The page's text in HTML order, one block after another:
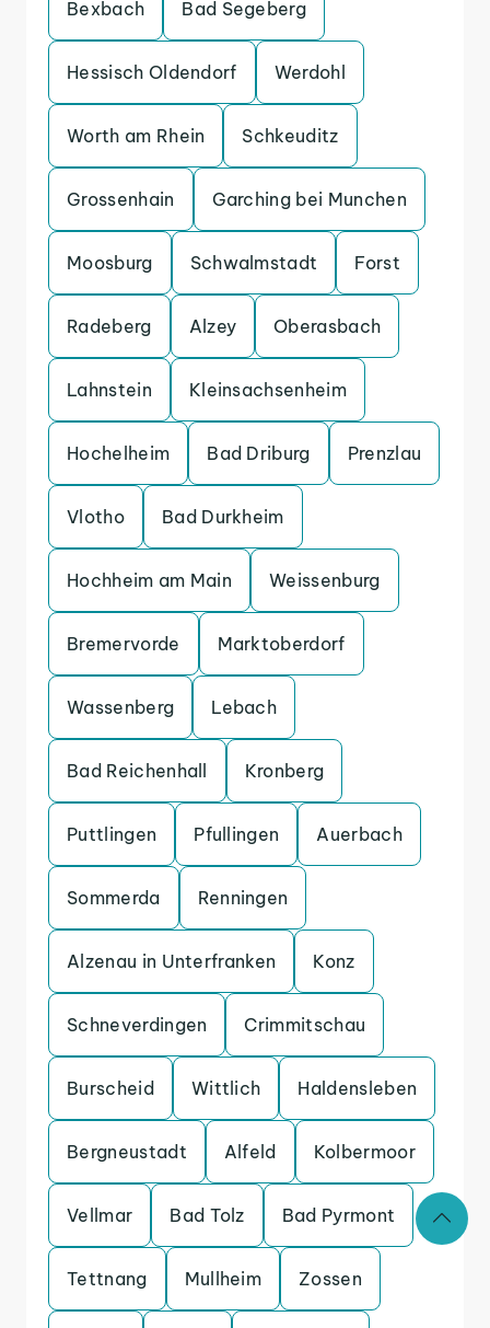
Bexbach Bad Segeberg
Hessisch Oldendorf Werdohl
Worth am Rhein Schkeuditz
Grossenhain Garching bei Munchen
Moosburg Schwalmstadt Forst
Radeberg Alzey Oberasbach
Lahnstein Kleinsachsenheim
Hochelheim Bad Driburg Prenzlau
Vlotho Bad Durkheim
Hochheim am Main Weissenburg
Bremervorde Marktoberdorf
Wassenberg Lebach
Bad Reichenhall Kronberg
Puttlingen Pfullingen Auerbach
Sommerda Renningen
Alzenau in Unterfranken Konz
Schneverdingen Crimmitschau
Burscheid Wittlich Haldensleben
Bergneustadt Alfeld Kolbermoor
Vellmar Bad Tolz Bad Pyrmont
Tettnang Mullheim Zossen